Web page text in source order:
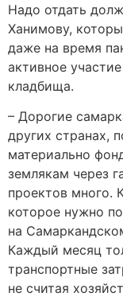
Надо отдать
Ханимову,
даже на время
активное
кладбища.
– Дорогие
других странах,
материально
землякам через
проектов много.
которое нужно
на
Каждый месяц
транспортные
не считая